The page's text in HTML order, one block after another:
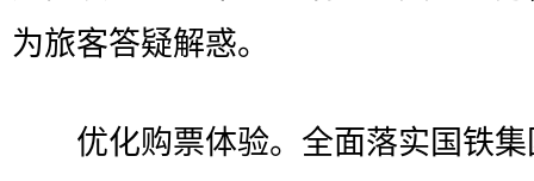
为旅客答疑解惑。
优化购票体验。全面落实国铁集